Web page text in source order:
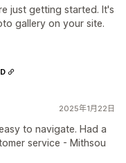
just getting started. It's
gallery on your site.
2025年1月22日
to navigate. Had a
service - Mithsou